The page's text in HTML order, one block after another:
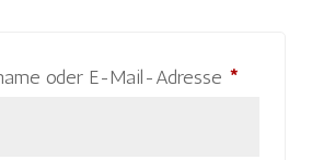
oder E-Mail-Adresse *Erforderlich